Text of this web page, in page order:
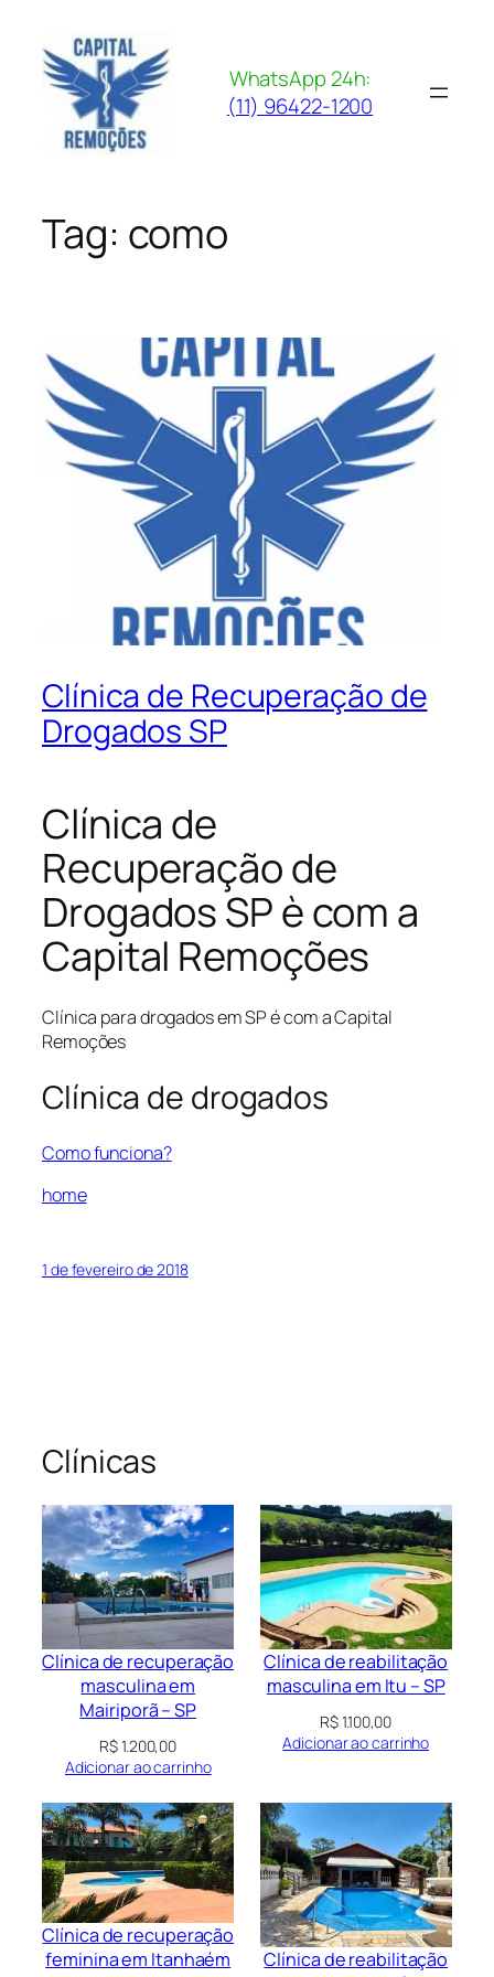
para
conteúdo
WhatsApp 24h:
(11) 96422-1200
Tag: como
Clínica de Recuperação de
Drogados SP
Clínica de
Recuperação de
Drogados SP è com a
Capital Remoções
Clínica para drogados em SP é com a Capital
Remoções
Clínica de drogados
Como funciona?
home
1 de fevereiro de 2018
Clínicas
Clínica de recuperação
masculina em
Mairiporã – SP
R$1.200,00
Adicionar ao carrinho
Clínica de reabilitação
masculina em Itu – SP
R$1.100,00
Adicionar ao carrinho
Clínica de recuperação
feminina em Itanhaém
Clínica de reabilitação